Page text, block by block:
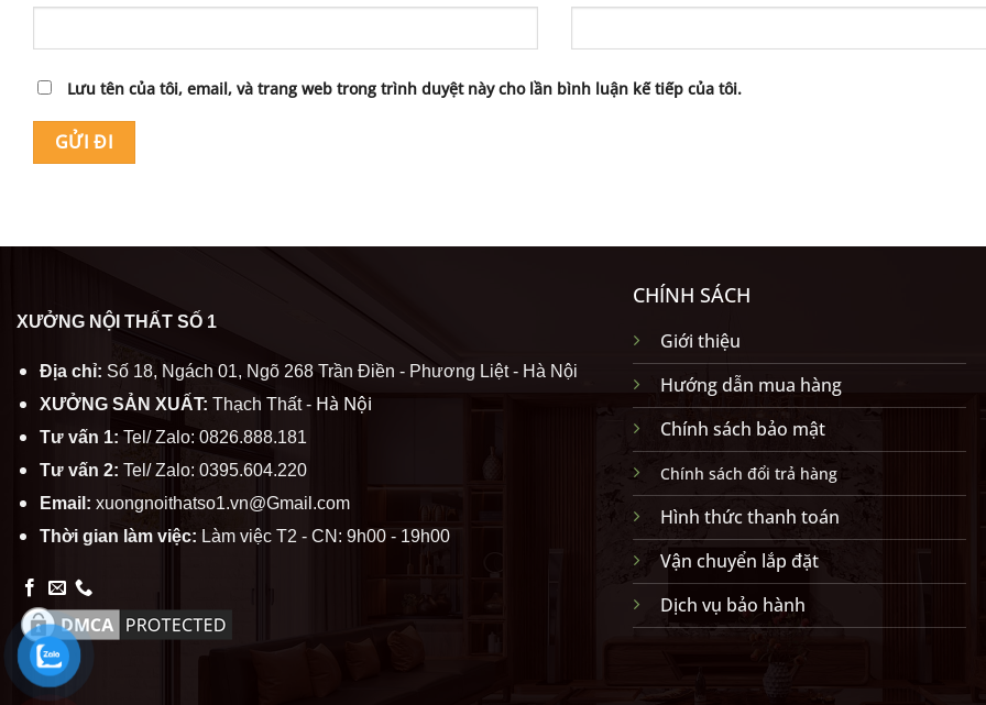
Lưu tên của tôi, email, và trang web trong trình duyệt này cho lần bình luận kế tiếp của tôi.
XƯỞNG NỘI THẤT SỐ 1
Địa chỉ: Số 18, Ngách 01, Ngõ 268 Trần Điền - Phương Liệt - Hà Nội
XƯỞNG SẢN XUẤT: Thạch Thất -Hà Nội
Tư vấn 1: Tel/ Zalo: 0826.888.181
Tư vấn 2: Tel/ Zalo: 0395.604.220
Email: xuongnoithatso1.vn@Gmail.com
Thời gian làm việc: Làm việc T2 - CN: 9h00 - 19h00
CHÍNH SÁCH
Giới thiệu
Hướng dẫn mua hàng
Chính sách bảo mật
Chính sách đổi trả hàng
Hình thức thanh toán
Vận chuyển lắp đặt
Dịch vụ bảo hành